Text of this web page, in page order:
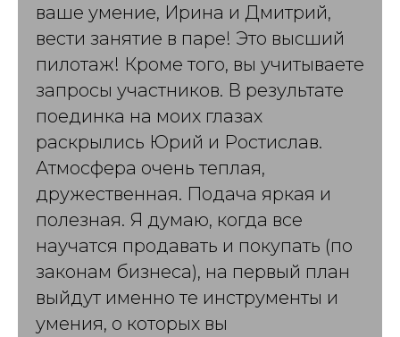
ваше умение, Ирина и Дмитрий,
вести занятие в паре! Это высший
пилотаж! Кроме того, вы учитываете
запросы участников. В результате
поединка на моих глазах
раскрылись Юрий и Ростислав.
Атмосфера очень теплая,
дружественная. Подача яркая и
полезная. Я думаю, когда все
научатся продавать и покупать (по
законам бизнеса), на первый план
выйдут именно те инструменты и
умения, о которых вы